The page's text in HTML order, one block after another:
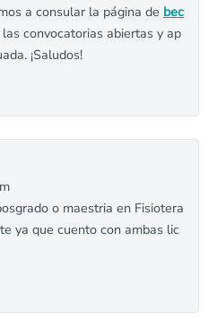
a consular la página de bec
convocatorias abiertas y ap
¡Saludos!
o maestria en Fisiotera
ya que cuento con ambas lic